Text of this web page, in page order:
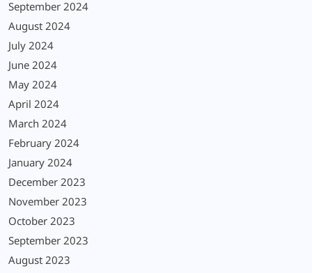
September 2024
August 2024
July 2024
June 2024
May 2024
April 2024
March 2024
February 2024
January 2024
December 2023
November 2023
October 2023
September 2023
August 2023